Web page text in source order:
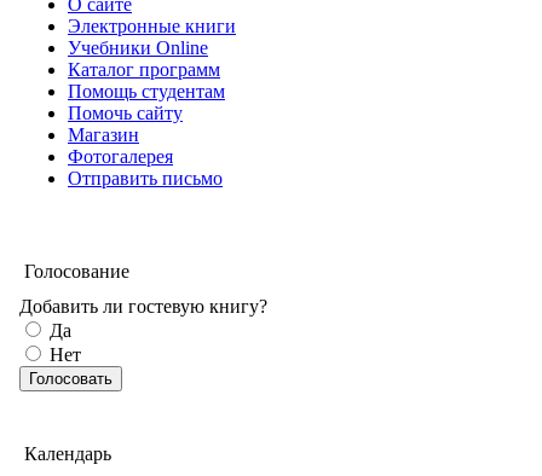
Электронные книги
Учебники Online
Каталог программ
Помощь студентам
Помочь сайту
Магазин
Фотогалерея
Отправить письмо
Голосование
Добавить ли гостевую книгу?
Да
Нет
Календарь